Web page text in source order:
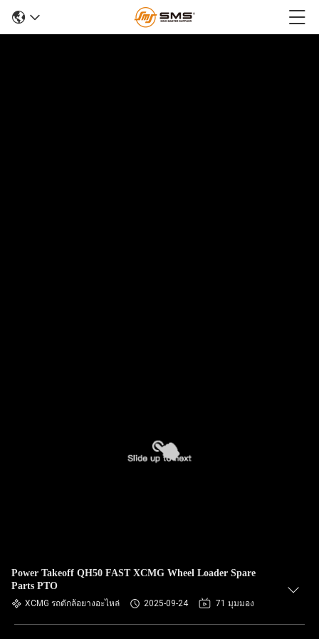
Power Takeoff QH50 FAST XCMG Wheel Loader Spare
Parts PTO
XCMG รถตักล้อยางอะไหล่ 2025-09-24 71 มุมมอง